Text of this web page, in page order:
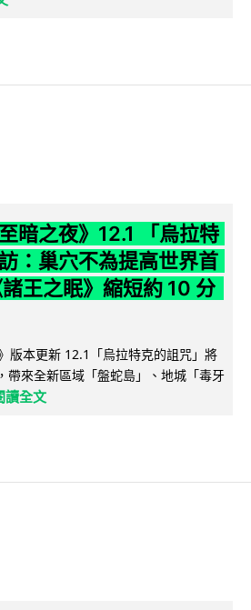
暗之夜》12.1 「烏拉特
：巢穴不為提高世界首
王之眠》縮短約 10 分
版本更新 12.1「烏拉特克的詛咒」將
帶來全新區域「盤蛇島」、地城「毒牙
讀全文